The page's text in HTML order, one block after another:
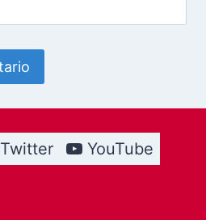
Twitter
YouTube